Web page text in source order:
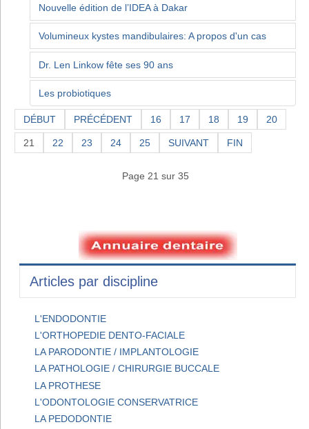
Nouvelle édition de l’IDEA à Dakar
Volumineux kystes mandibulaires: A propos d'un cas
Dr. Len Linkow fête ses 90 ans
Les probiotiques
DÉBUT PRÉCÉDENT 16 17 18 19 20
21 22 23 24 25 SUIVANT FIN
Page 21 sur 35
Articles par discipline
L'ENDODONTIE
L'ORTHOPEDIE DENTO-FACIALE
LA PARODONTIE / IMPLANTOLOGIE
LA PATHOLOGIE / CHIRURGIE BUCCALE
LA PROTHESE
L'ODONTOLOGIE CONSERVATRICE
LA PEDODONTIE